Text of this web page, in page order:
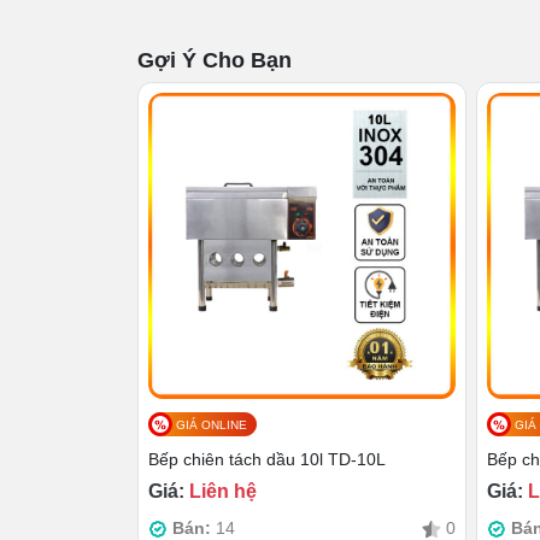
Sản phẩm có bộ phận cảm biến
giúp cắt giảm lượng tiêu thụ điện mỗi
Bếp có tuổi thọ rất cao, lên tới 10
Gợi Ý Cho Bạn
GIÁ ONLINE
Bếp chiên tách dầu 10l TD-10L
Giá: Liên hệ
Bán: 14 0
GIÁ
Bếp
Giá: